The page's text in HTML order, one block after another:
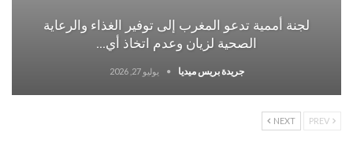
لجنة أممية تدعو المغرب إلى توفير الغذاء والرعاية
الصحية لزيان وعدم اتخاذ أي…
جريدة بريس ميديا يوليو 27, 2026
NEXT